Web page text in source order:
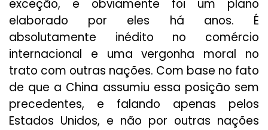
exceção, e obviamente foi um plano
elaborado por eles há anos. É
absolutamente inédito no comércio
internacional e uma vergonha moral no
trato com outras nações. Com base no fato
de que a China assumiu essa posição sem
precedentes, e falando apenas pelos
Estados Unidos, e não por outras nações